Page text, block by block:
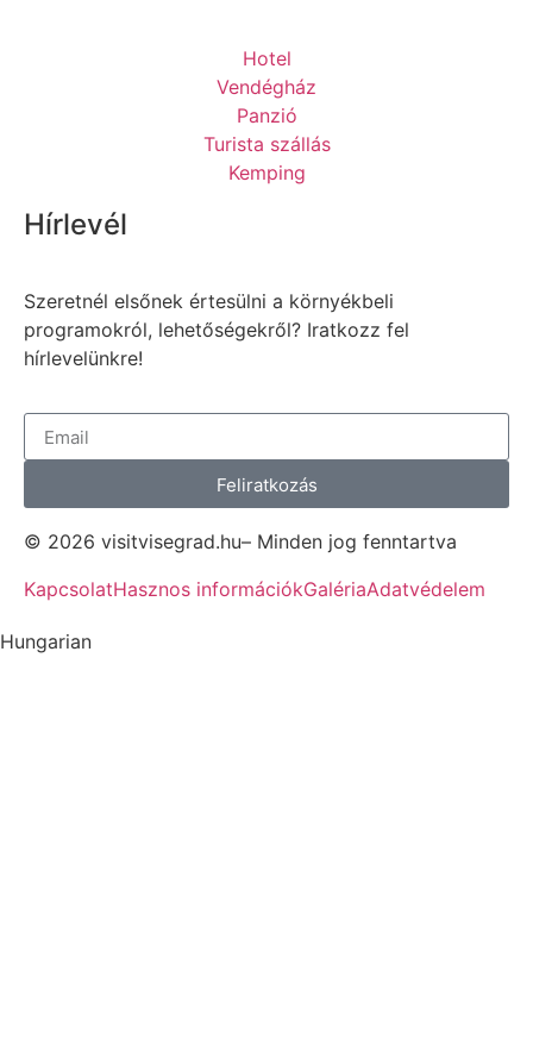
Hotel
Vendégház
Panzió
Turista szállás
Kemping
Hírlevél
Szeretnél elsőnek értesülni a környékbeli
programokról, lehetőségekről? Iratkozz fel
hírlevelünkre!
Feliratkozás
© 2026 visitvisegrad.hu– Minden jog fenntartva
KapcsolatHasznos információkGalériaAdatvédelem
Hungarian